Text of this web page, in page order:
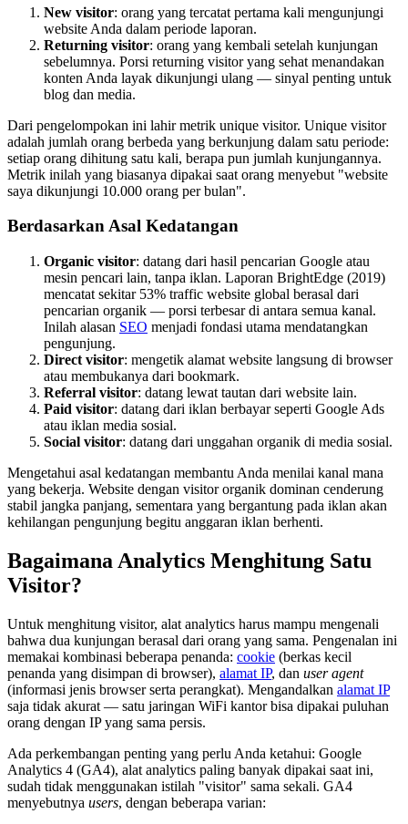
New visitor: orang yang tercatat pertama kali mengunjungi
website Anda dalam periode laporan.
Returning visitor: orang yang kembali setelah kunjungan
sebelumnya. Porsi returning visitor yang sehat menandakan
konten Anda layak dikunjungi ulang — sinyal penting untuk
blog dan media.
Dari pengelompokan ini lahir metrik unique visitor. Unique visitor
adalah jumlah orang berbeda yang berkunjung dalam satu periode:
setiap orang dihitung satu kali, berapa pun jumlah kunjungannya.
Metrik inilah yang biasanya dipakai saat orang menyebut "website
saya dikunjungi 10.000 orang per bulan".
Berdasarkan Asal Kedatangan
Organic visitor: datang dari hasil pencarian Google atau
mesin pencari lain, tanpa iklan. Laporan BrightEdge (2019)
mencatat sekitar 53% traffic website global berasal dari
pencarian organik — porsi terbesar di antara semua kanal.
Inilah alasan SEO menjadi fondasi utama mendatangkan
pengunjung.
Direct visitor: mengetik alamat website langsung di browser
atau membukanya dari bookmark.
Referral visitor: datang lewat tautan dari website lain.
Paid visitor: datang dari iklan berbayar seperti Google Ads
atau iklan media sosial.
Social visitor: datang dari unggahan organik di media sosial.
Mengetahui asal kedatangan membantu Anda menilai kanal mana
yang bekerja. Website dengan visitor organik dominan cenderung
stabil jangka panjang, sementara yang bergantung pada iklan akan
kehilangan pengunjung begitu anggaran iklan berhenti.
Bagaimana Analytics Menghitung Satu
Visitor?
Untuk menghitung visitor, alat analytics harus mampu mengenali
bahwa dua kunjungan berasal dari orang yang sama. Pengenalan ini
memakai kombinasi beberapa penanda: cookie (berkas kecil
penanda yang disimpan di browser), alamat IP, dan user agent
(informasi jenis browser serta perangkat). Mengandalkan alamat IP
saja tidak akurat — satu jaringan WiFi kantor bisa dipakai puluhan
orang dengan IP yang sama persis.
Ada perkembangan penting yang perlu Anda ketahui: Google
Analytics 4 (GA4), alat analytics paling banyak dipakai saat ini,
sudah tidak menggunakan istilah "visitor" sama sekali. GA4
menyebutnya users, dengan beberapa varian: